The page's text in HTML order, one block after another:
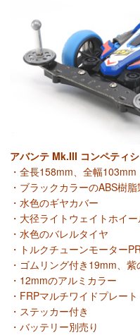
アバンテ Mk.III コンペティ
・全長158mm、全幅103mm
・ブラックカラーのABS樹
・水色のギヤカバー
・大径ライトウェイトホイ
・水色のバレルタイヤ
・トルクチューンモーター
・ゴムリング付き19mm、
・12mmのアルミカラー
・FRPマルチワイドプレート
・ステッカー付き
・バッテリー別売り